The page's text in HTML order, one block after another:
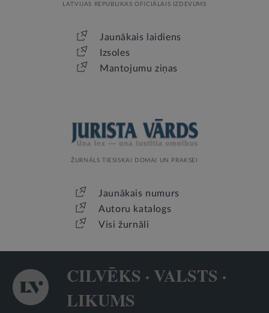
LATVIJAS REPUBLIKAS OFICIĀLAIS IZDEVUMS
Jaunākais laidiens
Izsoles
Mantojumu ziņas
ŽURNĀLS TIESISKAI DOMAI UN PRAKSEI
Jaunākais numurs
Autoru katalogs
Visi žurnāli
CILVĒKS · VALSTS ·
LIKUMS